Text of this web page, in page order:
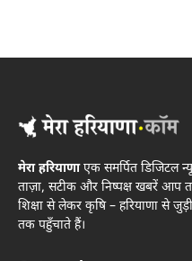
मेरा हरियाणाएक समर्पित डिजिटल
ताज़ा, सटीक और निष्पक्ष खबरें आप
शिक्षा से लेकर कृषि – हरियाणा से
तक पहुँचाते हैं।